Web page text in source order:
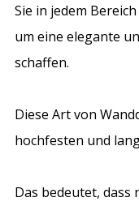
Sie in jedem
um eine elegante
schaffen.
Diese Art von
hochfesten und
Das bedeutet, dass